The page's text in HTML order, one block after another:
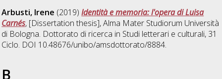
Arbusti, Irene (2019)Identità e memoria: l'opera di Luisa
Carnés, [Dissertation thesis], Alma Mater Studiorum Università
di Bologna. Dottorato di ricerca in Studi letterari e culturali, 31
Ciclo. DOI 10.48676/unibo/amsdottorato/8884.
B